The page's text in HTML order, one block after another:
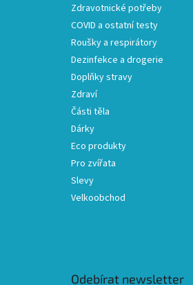
Zdravotnické potřeby
COVID a ostatní testy
Roušky a respirátory
Dezinfekce a drogerie
Doplňky stravy
Zdraví
Části těla
Dárky
Eco produkty
Pro zvířata
Slevy
Velkoobchod
Odebírat newsletter